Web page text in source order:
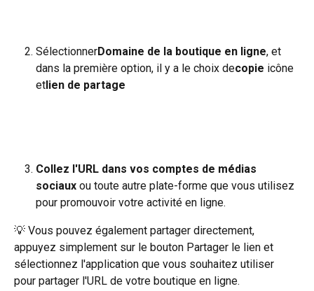
SélectionnerDomaine de la boutique en ligne, et
dans la première option, il y a le choix decopie icône
et lien de partage
Collez l'URL dans vos comptes de médias
sociaux ou toute autre plate-forme que vous utilisez
pour promouvoir votre activité en ligne.
💡 Vous pouvez également partager directement,
appuyez simplement sur le bouton Partager le lien et
sélectionnez l'application que vous souhaitez utiliser
pour partager l'URL de votre boutique en ligne.